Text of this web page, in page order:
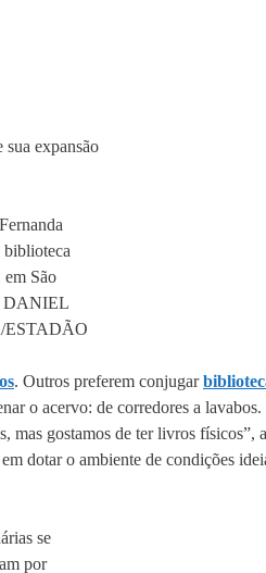
expansão
biblioteca
em São
DANIEL
. Outros preferem conjugar
o acervo: de corredores a
gostamos de ter livros
dotar o ambiente de condições
se
por